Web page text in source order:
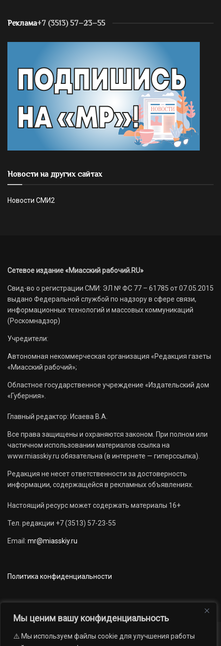
Мы ценим вашу конфиденциальность
⚠️ Мы используем файлы cookie для улучшения работы
Реклама+7 (3513) 57–23–55
Новости на других сайтах
Новости СМИ2
Сетевое издание «Миасский рабочий.RU»
Свид-во о регистрации СМИ: ЭЛ № ФС 77 – 61785 от 07.05.2015
выдано Федеральной службой по надзору в сфере связи,
информационных технологий и массовых коммуникаций
(Роскомнадзор)
Учредители:
Автономная некоммерческая организация «Редакция газеты
«Миасский рабочий»;
Областное государственное учреждение «Издательский дом
«Губерния».
Главный редактор: Исаева В.А.
Все права защищены и охраняются законом. При полном или
частичном использовании материалов ссылка на
www.miasskiy.ru обязательна (в интернете — гиперссылка).
Редакция не несет ответственности за достоверность
информации, содержащейся в рекламных объявлениях.
Настоящий ресурс может содержать материалы 16+
Тел. редакции +7 (3513) 57-23-55
Email: mr@miasskiy.ru
Политика конфиденциальности
Новости Наши проекты Официально